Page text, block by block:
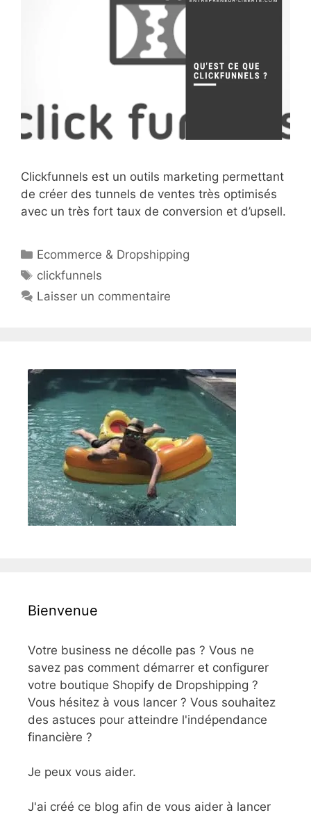
Clickfunnels est un outils marketing permettant
de créer des tunnels de ventes très optimisés
avec un très fort taux de conversion et d’upsell.
Catégories
Ecommerce & Dropshipping
Étiquettes
clickfunnels
Laisser un commentaire
Bienvenue
Votre business ne décolle pas ? Vous ne
savez pas comment démarrer et configurer
votre boutique Shopify de Dropshipping ?
Vous hésitez à vous lancer ? Vous souhaitez
des astuces pour atteindre l'indépendance
financière ?
Je peux vous aider.
J'ai créé ce blog afin de vous aider à lancer